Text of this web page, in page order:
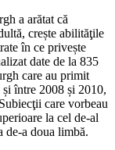
a arătat că
crește abilităţile
în ce privește
date de la 835
care au primit
între 2008 și 2010,
care vorbeau
la cel de-al
de-a doua limbă.